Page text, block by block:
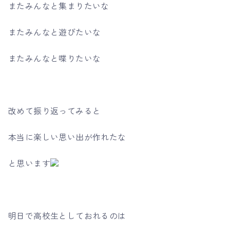
またみんなと集まりたいな
またみんなと遊びたいな
またみんなと喋りたいな
改めて振り返ってみると
本当に楽しい思い出が作れたな
と思います
明日で高校生としておれるのは